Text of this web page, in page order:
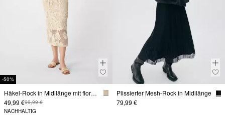
-50%
Häkel-Rock in Midilänge mit floralem Muster
49,99 €99,99 €
NACHHALTIG
Plissierter Mesh-Rock in Midilänge
79,99 €